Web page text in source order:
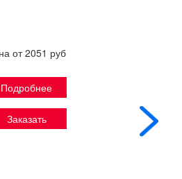
от 2051 руб
Подробнее
Заказать